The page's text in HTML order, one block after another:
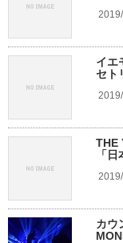
イエ
セト
THE
「
カウ